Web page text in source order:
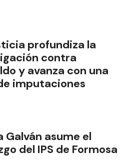
profundiza la
contra
y avanza con una
imputaciones
Galván asume el
del IPS de Formosa